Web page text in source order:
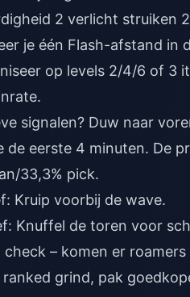
2 verlicht struiken
je één Flash-afstand in
op levels 2/4/6 of 3
signalen? Duw naar
de eerste 4 minuten. De
33,3% pick.
Kruip voorbij de wave.
Knuffel de toren voor
check – komen er roamers
grind, pak